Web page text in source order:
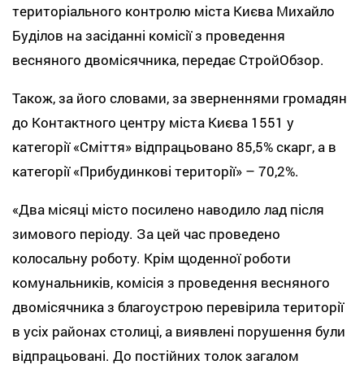
територіального контролю міста Києва Михайло
Буділов на засіданні комісії з проведення
весняного двомісячника, передає СтройОбзор.
Також, за його словами, за зверненнями громадян
до Контактного центру міста Києва 1551 у
категорії «Сміття» відпрацьовано 85,5% скарг, а в
категорії «Прибудинкові території» – 70,2%.
«Два місяці місто посилено наводило лад після
зимового періоду. За цей час проведено
колосальну роботу. Крім щоденної роботи
комунальників, комісія з проведення весняного
двомісячника з благоустрою перевірила території
в усіх районах столиці, а виявлені порушення були
відпрацьовані. До постійних толок загалом